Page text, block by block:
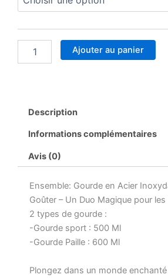
à
14,90 €
boîte
à
goûter
Ajouter au panier
Description
Informations complémentaires
Avis (0)
Ensemble: Gourde en Acier
Goûter – Un Duo Magique pour les
2 types de gourde :
-Gourde sport : 500 Ml
-Gourde Paille : 600 Ml
Plongez dans un monde